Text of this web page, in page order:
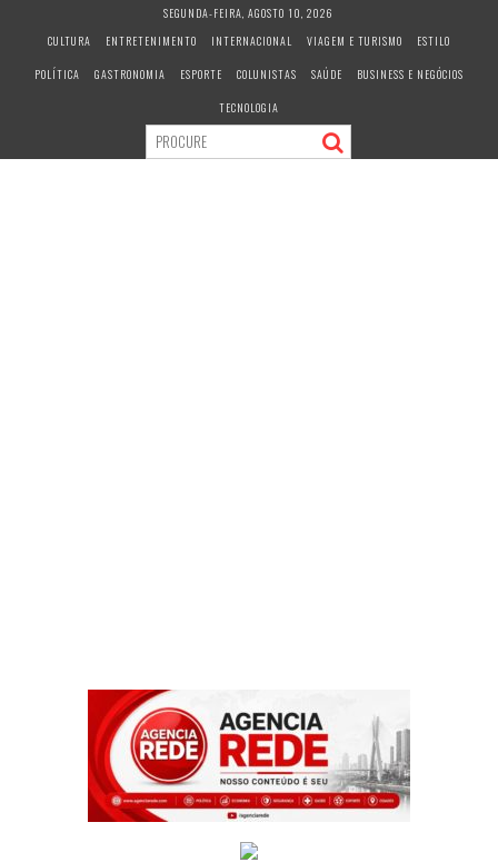
c
SEGUNDA-FEIRA, AGOSTO 10, 2026
CULTURA
ENTRETENIMENTO INTERNACIONAL VIAGEM E TURISMO
ESTILO
POLÍTICA
GASTRONOMIA ESPORTE COLUNISTAS SAÚDE
BUSINESS E NEGÓCIOS
TECNOLOGIA